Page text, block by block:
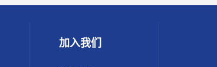
加入我们